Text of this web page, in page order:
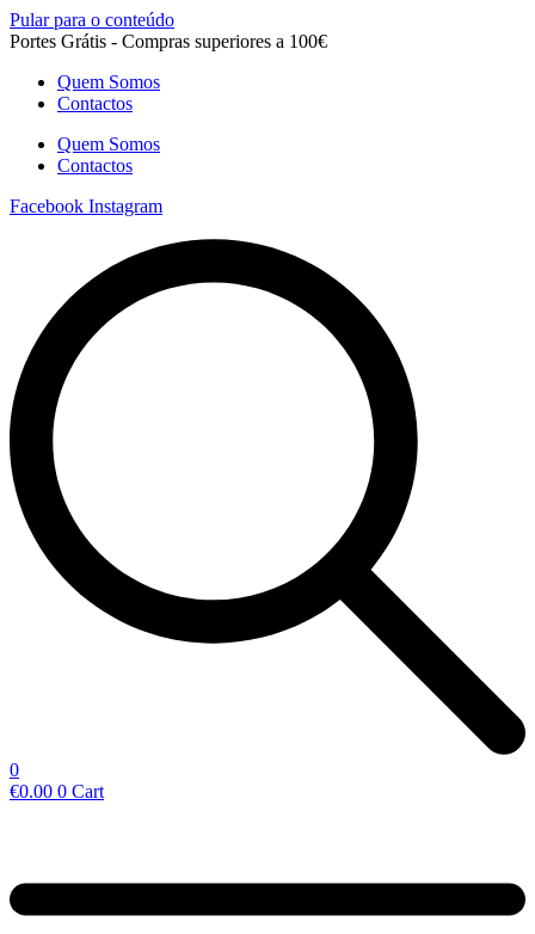
Pular para o conteúdo
Portes Grátis - Compras superiores a 100€
Quem Somos
Contactos
Quem Somos
Contactos
Facebook Instagram
0
€0.00 0 Cart